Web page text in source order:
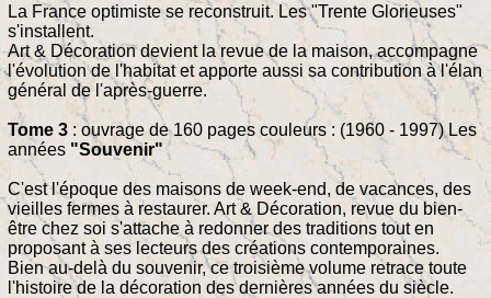
La France optimiste se reconstruit. Les "Trente Glorieuses"
s'installent.
Art & Décoration devient la revue de la maison, accompagne
l'évolution de l'habitat et apporte aussi sa contribution à l'élan
général de l'après-guerre.
Tome 3 : ouvrage de 160 pages couleurs : (1960 - 1997) Les
années "Souvenir"
C'est l'époque des maisons de week-end, de vacances, des
vieilles fermes à restaurer. Art & Décoration, revue du bien-
être chez soi s'attache à redonner des traditions tout en
proposant à ses lecteurs des créations contemporaines.
Bien au-delà du souvenir, ce troisième volume retrace toute
l'histoire de la décoration des dernières années du siècle.